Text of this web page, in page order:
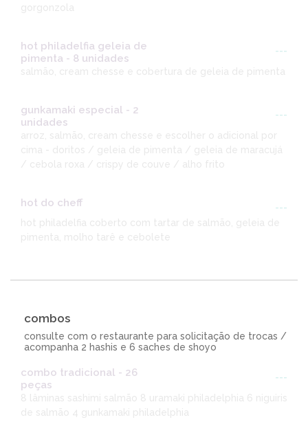
hot philadelfia geleia de
pimenta - 8 unidades
---
salmão, cream chesse e cobertura de geleia de pimenta
gunkamaki especial - 2
unidades
---
arroz, salmão, cream chesse e escolher o adicional por
cima - doritos / geleia de pimenta / geleia de maracujá
/ cebola roxa / crispy de couve / alho frito
hot do cheff
---
hot philadelfia coberto com tartar de salmão, geleia de
pimenta, molho tarê e cebolete
combos
consulte com o restaurante para solicitação de trocas /
acompanha 2 hashis e 6 saches de shoyo
combo tradicional - 26
peças
---
8 lâminas sashimi salmão 8 uramaki philadelphia 6 niguiris